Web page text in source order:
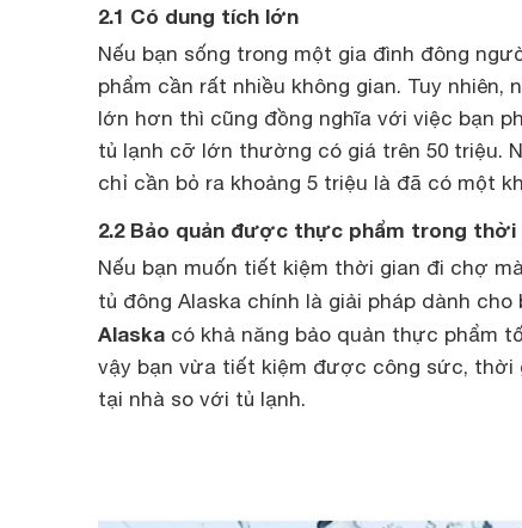
2.1 Có dung tích lớn
Nếu bạn sống trong một gia đình đông
phẩm cần rất nhiều không gian. Tuy nhiên,
lớn hơn thì cũng đồng nghĩa với việc bạn
tủ lạnh cỡ lớn thường có giá trên 50 triệu.
chỉ cần bỏ ra khoảng 5 triệu là đã có một
2.2 Bảo quản được thực phẩm trong thời
Nếu bạn muốn tiết kiệm thời gian đi chợ
tủ đông Alaska chính là giải pháp dành cho
Alaska có khả năng bảo quản thực phẩm
vậy bạn vừa tiết kiệm được công sức, thời
tại nhà so với tủ lạnh.